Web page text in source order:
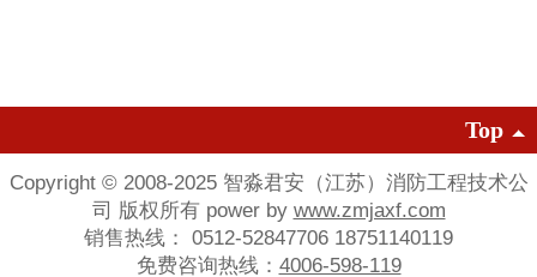
Top
Copyright © 2008-2025 智淼君安（江苏）消防工程技术公
司 版权所有 power by www.zmjaxf.com
销售热线： 0512-52847706 18751140119
免费咨询热线： 4006-598-119